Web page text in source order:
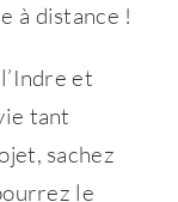
à distance !
et
tant
sachez
le